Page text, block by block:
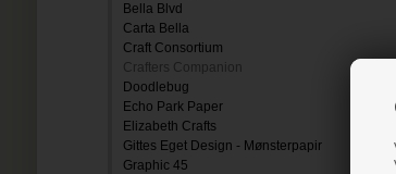
Bella Blvd
Carta Bella
Craft Consortium
Crafters Companion
Doodlebug
Echo Park Paper
Elizabeth Crafts
Gittes Eget Design - Mønsterpapir
Graphic 45